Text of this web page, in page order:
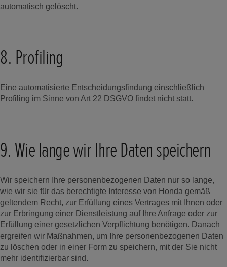
automatisch gelöscht.
8. Profiling
Eine automatisierte Entscheidungsfindung einschließlich
Profiling im Sinne von Art 22 DSGVO findet nicht statt.
9. Wie lange wir Ihre Daten speichern
Wir speichern Ihre personenbezogenen Daten nur so lange,
wie wir sie für das berechtigte Interesse von Honda gemäß
geltendem Recht, zur Erfüllung eines Vertrages mit Ihnen oder
zur Erbringung einer Dienstleistung auf Ihre Anfrage oder zur
Erfüllung einer gesetzlichen Verpflichtung benötigen. Danach
ergreifen wir Maßnahmen, um Ihre personenbezogenen Daten
zu löschen oder in einer Form zu speichern, mit der Sie nicht
mehr identifizierbar sind.